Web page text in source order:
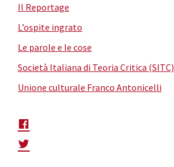
Il Reportage
L’ospite ingrato
Le parole e le cose
Società Italiana di Teoria Critica (SITC)
Unione culturale Franco Antonicelli